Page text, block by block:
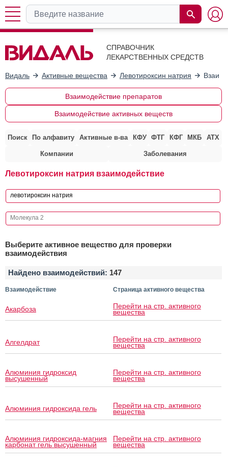
СПРАВОЧНИК
ЛЕКАРСТВЕННЫХ СРЕДСТВ
Видаль Активные вещества Левотироксин натрия
Взаимодействие препаратов
Взаимодействие активных веществ
Поиск По алфавиту Активные в-ва КФУ ФТГ КФГ МКБ АТХ
Компании Заболевания
Левотироксин натрия взаимодействие
Выберите активное вещество для проверки
взаимодействия
Найдено взаимодействий: 147
Взаимодействие Страница активного вещества
Акарбоза Перейти на стр. активного
вещества
Алгелдрат Перейти на стр. активного
вещества
Алюминия гидроксид
высушенный
Перейти на стр. активного
вещества
Алюминия гидроксида гель Перейти на стр. активного
вещества
Алюминия гидроксида-магния
карбонат гель высушенный
Перейти на стр. активного
вещества